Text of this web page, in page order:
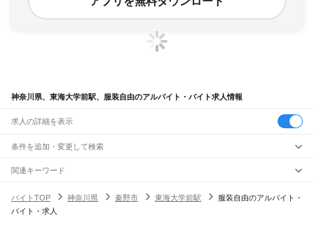
神奈川県、東海大学前駅、服装自由のアルバイト・バイト求人情報
求人の詳細を表示
条件を追加・変更して検索
市区町村を追加・変更
神奈川県
すべて
横浜市
駅を追加・変更
職種を追加・変更
関連キーワード
バイトTOP
神奈川県 秦野市 東海大学前駅
服装自由のアルバイト・
バイト・求人